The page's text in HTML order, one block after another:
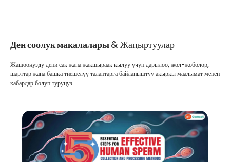
Ден соолук макалалары& Жаңыртуулар
Жашооңузду дени сак жана жакшыраак кылуу үчүн дарылоо, жол-жоболор,
шарттар жана башка тиешелүү талаптарга байланыштуу акыркы маалымат менен
кабардар болуп туруңуз.